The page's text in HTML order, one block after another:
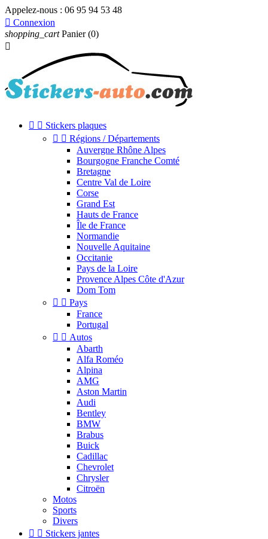
Appelez-nous : 06 95 94 53 48
 Connexion
shopping_cart Panier (0)

  Stickers plaques
  Régions / Départements
Auvergne Rhône Alpes
Bourgogne Franche Comté
Bretagne
Centre Val de Loire
Corse
Grand Est
Hauts de France
Île de France
Normandie
Nouvelle Aquitaine
Occitanie
Pays de la Loire
Provence Alpes Côte d'Azur
Dom Tom
  Pays
France
Portugal
  Autos
Abarth
Alfa Roméo
Alpina
AMG
Aston Martin
Audi
Bentley
BMW
Brabus
Buick
Cadillac
Chevrolet
Chrysler
Citroën
Motos
Sports
Divers
  Stickers jantes